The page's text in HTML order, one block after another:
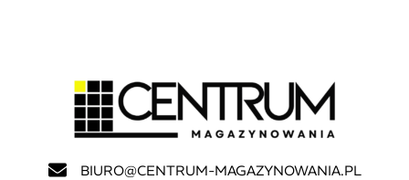
BIURO@CENTRUM-MAGAZYNOWANIA.PL